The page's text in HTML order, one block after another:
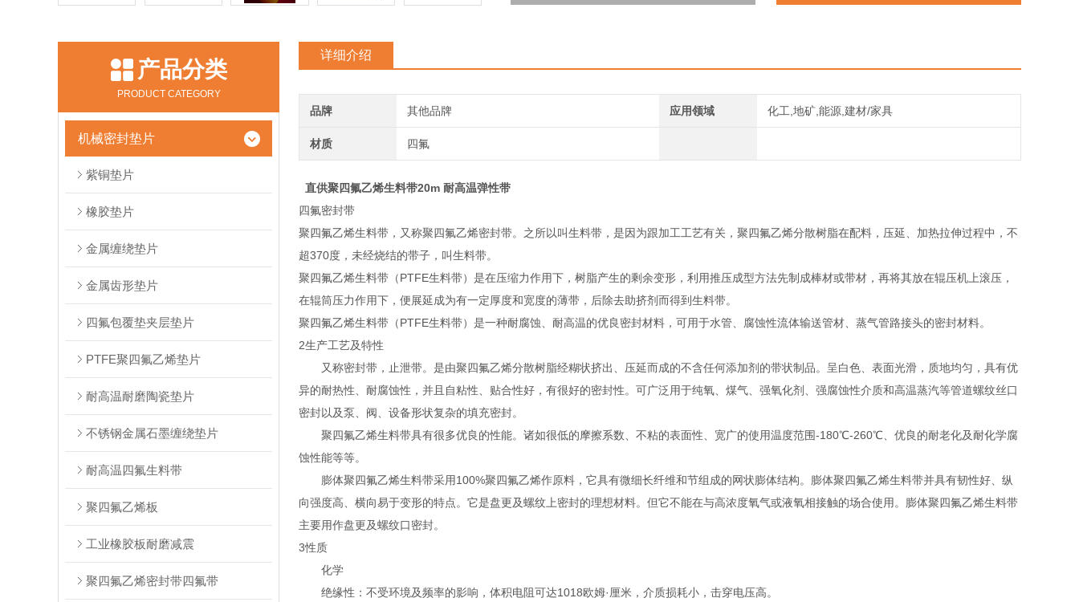
产品分类
PRODUCT CATEGORY
机械密封垫片
紫铜垫片
橡胶垫片
金属缠绕垫片
金属齿形垫片
四氟包覆垫夹层垫片
PTFE聚四氟乙烯垫片
耐高温耐磨陶瓷垫片
不锈钢金属石墨缠绕垫片
耐高温四氟生料带
聚四氟乙烯板
工业橡胶板耐磨减震
聚四氟乙烯密封带四氟带
详细介绍
品牌 其他品牌 应用领域 化工,地矿,能源,建材/家具
材质 四氟
直供聚四氟乙烯生料带20m 耐高温弹性带
四氟密封带
聚四氟乙烯生料带，又称聚四氟乙烯密封带。之所以叫生料带，是因为跟加工工艺有关，聚四氟乙烯分散树脂在配料，压延、加热拉伸过程中，不
超370度，未经烧结的带子，叫生料带。
聚四氟乙烯生料带（PTFE生料带）是在压缩力作用下，树脂产生的剩余变形，利用推压成型方法先制成棒材或带材，再将其放在辊压机上滚压，
在辊筒压力作用下，便展延成为有一定厚度和宽度的薄带，后除去助挤剂而得到生料带。
聚四氟乙烯生料带（PTFE生料带）是一种耐腐蚀、耐高温的优良密封材料，可用于水管、腐蚀性流体输送管材、蒸气管路接头的密封材料。
2生产工艺及特性
又称密封带，止泄带。是由聚四氟乙烯分散树脂经糊状挤出、压延而成的不含任何添加剂的带状制品。呈白色、表面光滑，质地均匀，具有优
异的耐热性、耐腐蚀性，并且自粘性、贴合性好，有很好的密封性。可广泛用于纯氧、煤气、强氧化剂、强腐蚀性介质和高温蒸汽等管道螺纹丝口
密封以及泵、阀、设备形状复杂的填充密封。
聚四氟乙烯生料带具有很多优良的性能。诸如很低的摩擦系数、不粘的表面性、宽广的使用温度范围-180℃-260℃、优良的耐老化及耐化学腐
蚀性能等等。
膨体聚四氟乙烯生料带采用100%聚四氟乙烯作原料，它具有微细长纤维和节组成的网状膨体结构。膨体聚四氟乙烯生料带并具有韧性好、纵
向强度高、横向易于变形的特点。它是盘更及螺纹上密封的理想材料。但它不能在与高浓度氧气或液氧相接触的场合使用。膨体聚四氟乙烯生料带
主要用作盘更及螺纹口密封。
3性质
化学
绝缘性：不受环境及频率的影响，体积电阻可达1018欧姆·厘米，介质损耗小，击穿电压高。